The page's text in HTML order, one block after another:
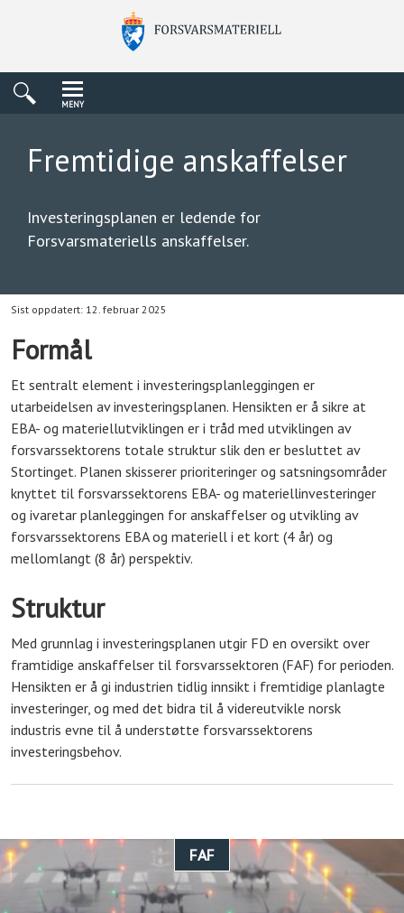
MENY
Fremtidige anskaffelser
Investeringsplanen er ledende for
Forsvarsmateriells anskaffelser.
Sist oppdatert: 12. februar 2025
Formål
Et sentralt element i investeringsplanleggingen er
utarbeidelsen av investeringsplanen. Hensikten er å sikre at
EBA- og materiellutviklingen er i tråd med utviklingen av
forsvarssektorens totale struktur slik den er besluttet av
Stortinget. Planen skisserer prioriteringer og satsningsområder
knyttet til forsvarssektorens EBA- og materiellinvesteringer
og ivaretar planleggingen for anskaffelser og utvikling av
forsvarssektorens EBA og materiell i et kort (4 år) og
mellomlangt (8 år) perspektiv.
Struktur
Med grunnlag i investeringsplanen utgir FD en oversikt over
framtidige anskaffelser til forsvarssektoren (FAF) for perioden.
Hensikten er å gi industrien tidlig innsikt i fremtidige planlagte
investeringer, og med det bidra til å videreutvikle norsk
industris evne til å understøtte forsvarssektorens
investeringsbehov.
FAF